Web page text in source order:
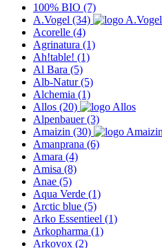
100% BIO (7)
A.Vogel (34)
Acorelle (4)
Agrinatura (1)
Ah!table! (1)
Al Bara (5)
Alb-Natur(5)
Alchemia (1)
Allos (20)
Alpenbauer(3)
Amaizin (30)
Amanprana (6)
Amara (4)
Amisa (8)
Anae (5)
Aqua Verde (1)
Arctic blue (5)
Arko Essentieel (1)
Arkopharma (1)
Arkovox (2)